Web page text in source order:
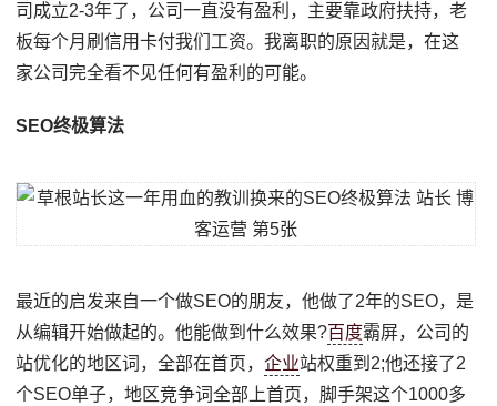
司成立2-3年了，公司一直没有盈利，主要靠政府扶持，老
板每个月刷信用卡付我们工资。我离职的原因就是，在这
家公司完全看不见任何有盈利的可能。
SEO终极算法
最近的启发来自一个做SEO的朋友，他做了2年的SEO，是
从编辑开始做起的。他能做到什么效果?百度霸屏，公司的
站优化的地区词，全部在首页，企业站权重到2;他还接了2
个SEO单子，地区竞争词全部上首页，脚手架这个1000多